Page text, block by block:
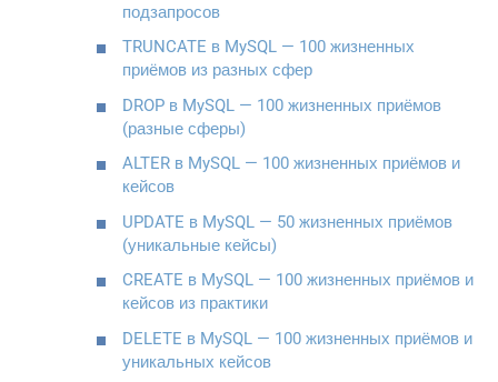
подзапросов
TRUNCATE в MySQL — 100 жизненных
приёмов из разных сфер
DROP в MySQL — 100 жизненных приёмов
(разные сферы)
ALTER в MySQL — 100 жизненных приёмов и
кейсов
UPDATE в MySQL — 50 жизненных приёмов
(уникальные кейсы)
CREATE в MySQL — 100 жизненных приёмов и
кейсов из практики
DELETE в MySQL — 100 жизненных приёмов и
уникальных кейсов